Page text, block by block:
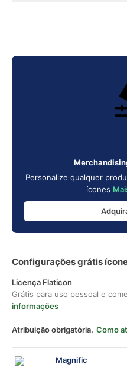
Personalize qualquer
ícones
Configurações grátis
Licença Flaticon
Grátis para uso pessoal e
informações
Atribuição obrigatória. Como
Magnific